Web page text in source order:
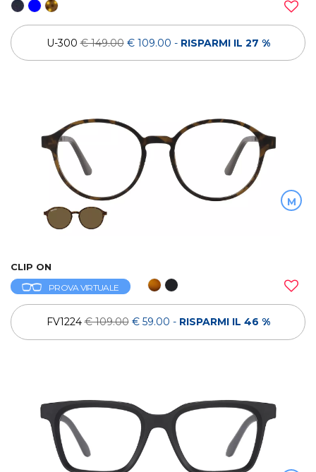
U-300€ 149.00 € 109.00 - RISPARMI IL 27 %
M
CLIP ON
PROVA VIRTUALE
FV1224€ 109.00 € 59.00 - RISPARMI IL 46 %